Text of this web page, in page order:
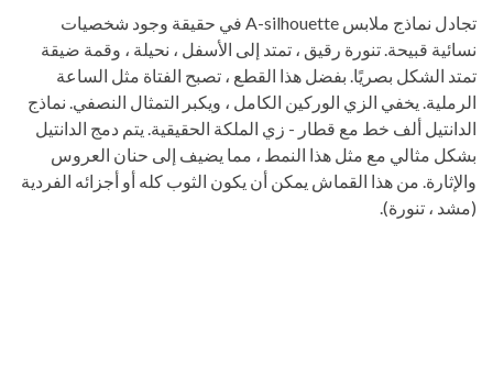
تجادل نماذج ملابس A-silhouette في حقيقة وجود شخصيات
نسائية قبيحة. تنورة رقيق ، تمتد إلى الأسفل ، نحيلة ، وقمة ضيقة
تمتد الشكل بصريًا. بفضل هذا القطع ، تصبح الفتاة مثل الساعة
الرملية. يخفي الزي الوركين الكامل ، ويكبر التمثال النصفي. نماذج
الدانتيل ألف خط مع قطار - زي الملكة الحقيقية. يتم دمج الدانتيل
بشكل مثالي مع مثل هذا النمط ، مما يضيف إلى حنان العروس
والإثارة. من هذا القماش يمكن أن يكون الثوب كله أو أجزائه الفردية
(مشد ، تنورة).